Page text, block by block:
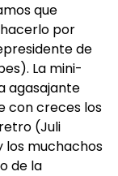
que
por
de
La mini-
agasajante
con creces los
(Juli
los muchachos
de la